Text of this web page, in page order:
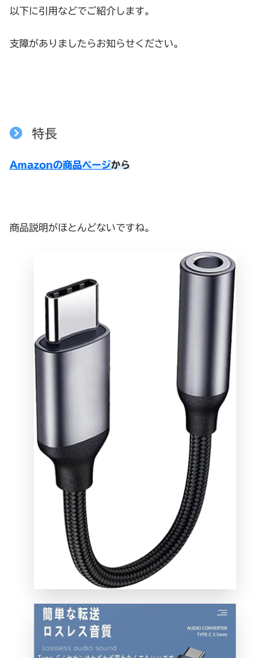
以下に引用などでご紹介します。
支障がありましたらお知らせください。
特長
Amazonの商品ページから
商品説明がほとんどないですね。